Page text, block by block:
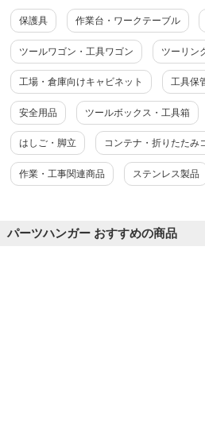
保護具 作業台・ワークテーブル
ツールワゴン・工具ワゴン ツーリン
工場・倉庫向けキャビネット 工具保
安全用品 ツールボックス・工具箱
はしご・脚立 コンテナ・折りたたみ
作業・工事関連商品 ステンレス製品
パーツハンガー おすすめの商品